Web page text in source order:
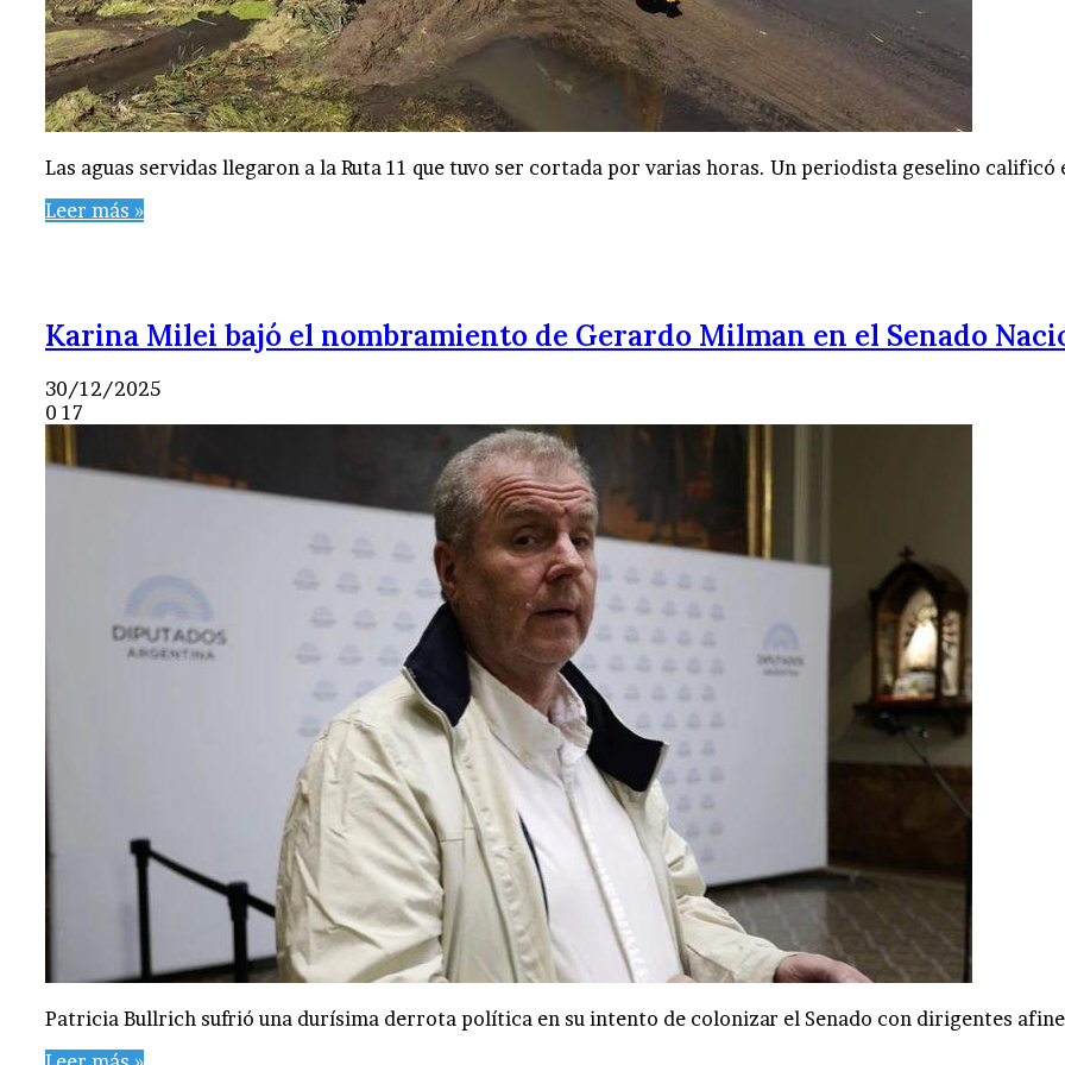
Las aguas servidas llegaron a la Ruta 11 que tuvo ser cortada por varias horas. Un periodista geselino calificó
Leer más »
Karina Milei bajó el nombramiento de Gerardo Milman en el Senado
30/12/2025
0 17
Patricia Bullrich sufrió una durísima derrota política en su intento de colonizar el Senado con dirigentes